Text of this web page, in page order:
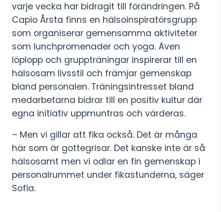
varje vecka har bidragit till förändringen. På
Capio Årsta finns en hälsoinspiratörsgrupp
som organiserar gemensamma aktiviteter
som lunchpromenader och yoga. Även
löplopp och gruppträningar inspirerar till en
hälsosam livsstil och främjar gemenskap
bland personalen. Träningsintresset bland
medarbetarna bidrar till en positiv kultur där
egna initiativ uppmuntras och värderas.
– Men vi gillar att fika också. Det är många
här som är gottegrisar. Det kanske inte är så
hälsosamt men vi odlar en fin gemenskap i
personalrummet under fikastunderna, säger
Sofia.